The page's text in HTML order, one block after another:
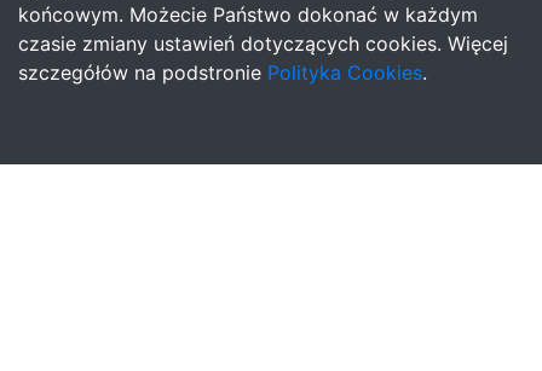
końcowym. Możecie Państwo dokonać w każdym
czasie zmiany ustawień dotyczących cookies. Więcej
szczegółów na podstronie Polityka Cookies.